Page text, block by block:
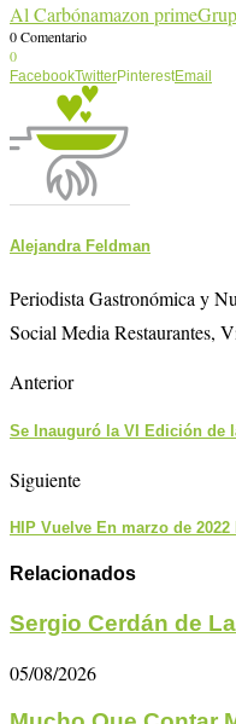
Al Carbónamazon prime
0 Comentario
0
FacebookTwitterPinterestEmail
Alejandra Feldman
Periodista Gastronómica y
Social Media Restaurantes,
Anterior
Se Inauguró la VI Edición de
Siguiente
HIP Vuelve En marzo de
Relacionados
Sergio Cerdán de
05/08/2026